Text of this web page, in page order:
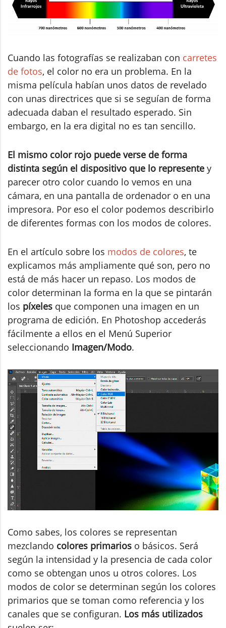
Cuando las fotografías se realizaban con carretes
de fotos, el color no era un problema. En la
misma película habían unos datos de revelado
con unas directrices que si se seguían de forma
adecuada daban el resultado esperado. Sin
embargo, en la era digital no es tan sencillo.
El mismo color rojo puede verse de forma
distinta según el dispositivo que lo represente y
parecer otro color cuando lo vemos en una
cámara, en una pantalla de ordenador o en una
impresora. Por eso el color podemos describirlo
de diferentes formas con los modos de colores.
En el artículo sobre los modos de colores, te
explicamos más ampliamente qué son, pero no
está de más hacer un repaso. Los modos de
color determinan la forma en la que se pintarán
los píxeles que componen una imagen en un
programa de edición. En Photoshop accederás
fácilmente a ellos en el Menú Superior
seleccionando Imagen/Modo.
Como sabes, los colores se representan
mezclando colores primarios o básicos. Será
según la intensidad y la presencia de cada color
como se obtengan unos u otros colores. Los
modos de color se determinan según los colores
primarios que se toman como referencia y los
canales que se configuran. Los más utilizados